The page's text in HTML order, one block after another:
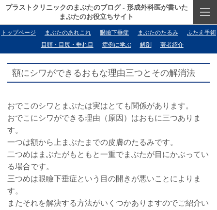
プラストクリニックのまぶたのブログ - 形成外科医が書いた
まぶたのお役立ちサイト
トップページ まぶたのあれこれ 眼瞼下垂症 まぶたのたるみ
ふたえ手術
目頭・目尻・垂れ目
症例に学ぶ 解剖 著者紹介
額にシワができるおもな理由三つとその解消法
おでこのシワとまぶたは実はとても関係があります。
おでこにシワができる理由（原因）はおもに三つありま
す。
一つは額から上まぶたまでの皮膚のたるみです。
二つめはまぶたがもともと一重でまぶたが目にかぶってい
る場合です。
三つめは眼瞼下垂症という目の開きが悪いことによりま
す。
またそれを解決する方法がいくつかありますのでご紹介い